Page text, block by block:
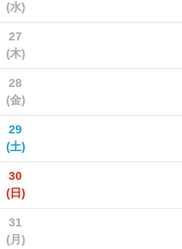
(水)
27
(木)
28
(金)
29
(土)
30
(日)
31
(月)